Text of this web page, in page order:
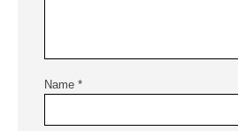
Name *